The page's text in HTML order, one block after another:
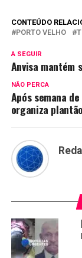
CONTEÚDO
PORTO VELHO
A SEGUIR
Anvisa mantém
NÃO PERCA
Após semana
organiza